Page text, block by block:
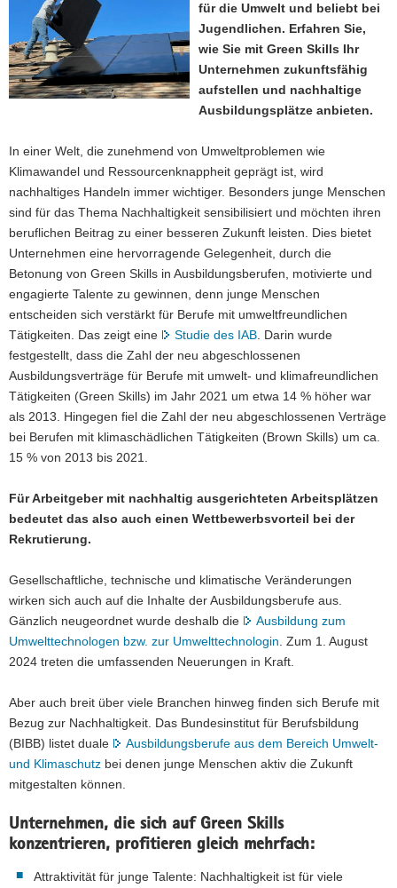
v
i
g
a
für die Umwelt und beliebt bei
Jugendlichen. Erfahren Sie,
wie Sie mit Green Skills Ihr
Unternehmen zukunftsfähig
aufstellen und nachhaltige
Ausbildungsplätze anbieten.
In einer Welt, die zunehmend von Umweltproblemen wie
Klimawandel und Ressourcenknappheit geprägt ist, wird
nachhaltiges Handeln immer wichtiger. Besonders junge Menschen
sind für das Thema Nachhaltigkeit sensibilisiert und möchten ihren
beruflichen Beitrag zu einer besseren Zukunft leisten. Dies bietet
Unternehmen eine hervorragende Gelegenheit, durch die
Betonung von Green Skills in Ausbildungsberufen, motivierte und
engagierte Talente zu gewinnen, denn junge Menschen
entscheiden sich verstärkt für Berufe mit umweltfreundlichen
Tätigkeiten. Das zeigt eine
Studie des IAB . Darin wurde
festgestellt, dass die Zahl der neu abgeschlossenen
Ausbildungsverträge für Berufe mit umwelt- und klimafreundlichen
Tätigkeiten (Green Skills) im Jahr 2021 um etwa 14 % höher war
als 2013. Hingegen fiel die Zahl der neu abgeschlossenen Verträge
bei Berufen mit klimaschädlichen Tätigkeiten (Brown Skills) um ca.
15 % von 2013 bis 2021.
Für Arbeitgeber mit nachhaltig ausgerichteten Arbeitsplätzen
bedeutet das also auch einen Wettbewerbsvorteil bei der
Rekrutierung.
Gesellschaftliche, technische und klimatische Veränderungen
wirken sich auch auf die Inhalte der Ausbildungsberufe aus.
Gänzlich neugeordnet wurde deshalb die
Ausbildung zum
Umwelttechnologen bzw. zur Umwelttechnologin . Zum 1. August
2024 treten die umfassenden Neuerungen in Kraft.
Aber auch breit über viele Branchen hinweg finden sich Berufe mit
Bezug zur Nachhaltigkeit. Das Bundesinstitut für Berufsbildung
(BIBB) listet duale
Ausbildungsberufe aus dem Bereich Umwelt-
und Klimaschutz bei denen junge Menschen aktiv die Zukunft
mitgestalten können.
Unternehmen, die sich auf Green Skills
konzentrieren, profitieren gleich mehrfach:
Attraktivität für junge Talente: Nachhaltigkeit ist für viele